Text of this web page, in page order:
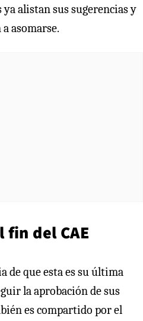
alistan sus sugerencias y
asomarse.
fin del CAE
de que esta es su última
la aprobación de sus
es compartido por el